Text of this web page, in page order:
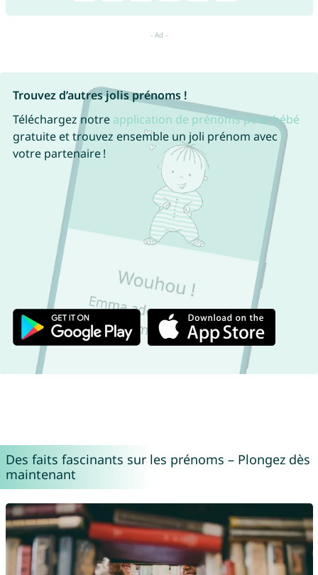
Trouvez d’autres jolis prénoms !
Téléchargez notre application de prénoms pour bébé
gratuite et trouvez ensemble un joli prénom avec
votre partenaire !
Des faits fascinants sur les prénoms – Plongez dès
maintenant